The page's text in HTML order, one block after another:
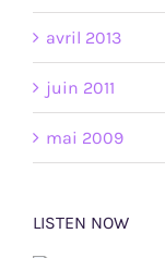
avril 2013
juin 2011
mai 2009
LISTEN NOW